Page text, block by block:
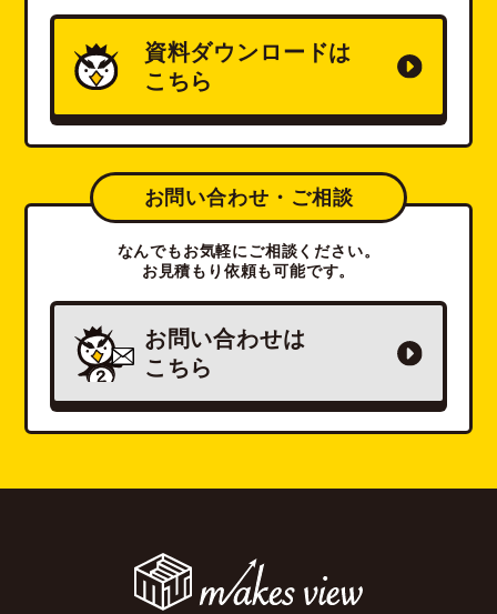
資料ダウンロードは
こちら
お問い合わせ・ご相談
なんでもお気軽にご相談ください。
お見積もり依頼も可能です。
お問い合わせは
こちら